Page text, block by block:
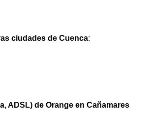
ciudades de Cuenca:
ADSL) de Orange en Cañamares